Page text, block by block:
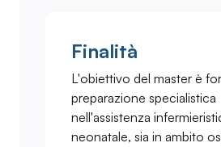
Finalità
L'obiettivo del master è
preparazione specialistica
nell'assistenza
neonatale, sia in ambito